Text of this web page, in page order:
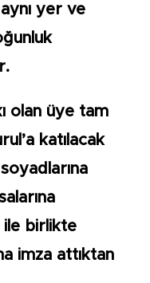
yer ve
olan üye tam
katılacak
ile birlikte
imza attıktan